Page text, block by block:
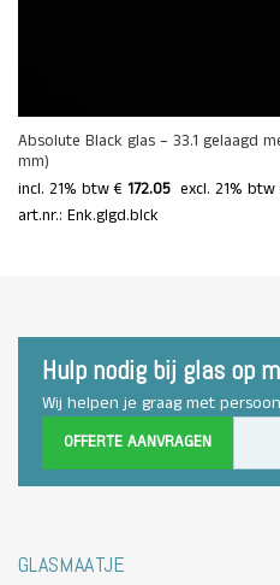
Absolute Black glas – 33.1 gelaagd
mm)
incl. 21% btw € 172.05 excl. 21% btw
art.nr.: Enk.glgd.blck
Hulp nodig bij glas op
Wij helpen je graag met
OFFERTE AANVRAGEN
GLASMAATJE